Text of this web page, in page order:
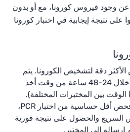
وجود فيروس كورونا، مع أو بدون
نتيجة إيجابية في اختبار كورونا
دقة لتشخيص الكورونا. يتم
استلام نتائج الاختبار خلال 24-48 ساعة من وقت أخذ
الوقت بين المختبرات المختلفة).
أقل حساسية من اختبار PCR،
السريع والحصول على نتيجة فورية
إرساله إلى المختبر.